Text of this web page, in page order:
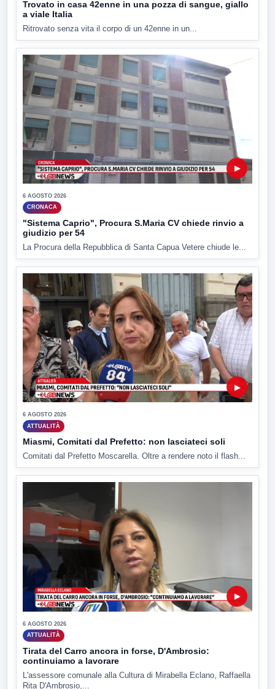
Trovato in casa 42enne in una pozza di sangue, giallo
a viale Italia
Ritrovato senza vita il corpo di un 42enne in un...
▶
6 AGOSTO 2026
CRONACA
"Sistema Caprio", Procura S.Maria CV chiede rinvio a
giudizio per 54
La Procura della Repubblica di Santa Capua Vetere chiude le...
▶
6 AGOSTO 2026
ATTUALITÀ
Miasmi, Comitati dal Prefetto: non lasciateci soli
Comitati dal Prefetto Moscarella. Oltre a rendere noto il flash...
▶
6 AGOSTO 2026
ATTUALITÀ
Tirata del Carro ancora in forse, D'Ambrosio:
continuiamo a lavorare
L'assessore comunale alla Cultura di Mirabella Eclano, Raffaella
Rita D'Ambrosio,...